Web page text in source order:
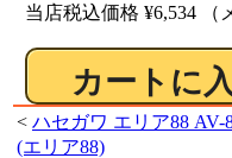
当店税込価格 ¥6,534
< ハセガワ エリア88
(エリア88)